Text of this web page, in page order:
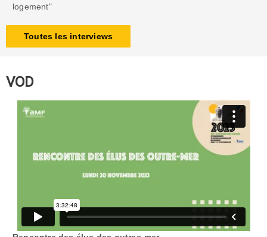
logement"
Toutes les interviews
VOD